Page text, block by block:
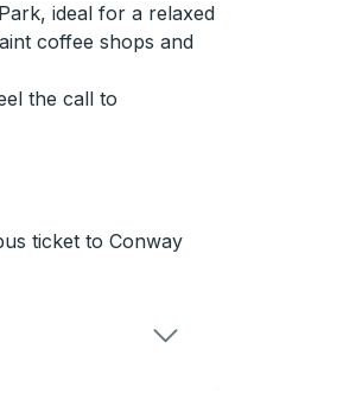
ideal for a relaxed
coffee shops and
the call to
ticket to Conway